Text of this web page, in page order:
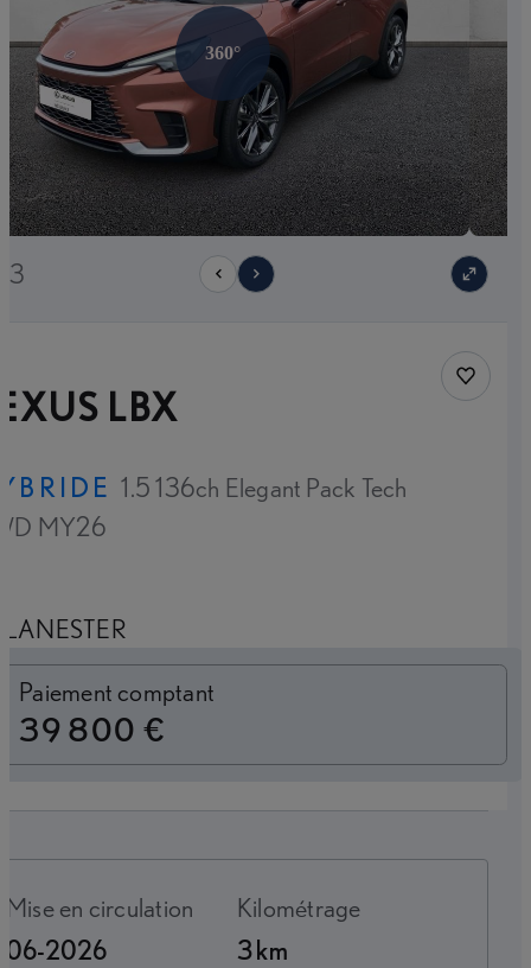
360°
LBX
1.5 136ch Elegant Pack Tech
MY26
LANESTER
Paiement comptant
39 800 €
Mise en circulation
06-2026
Kilométrage
3 km